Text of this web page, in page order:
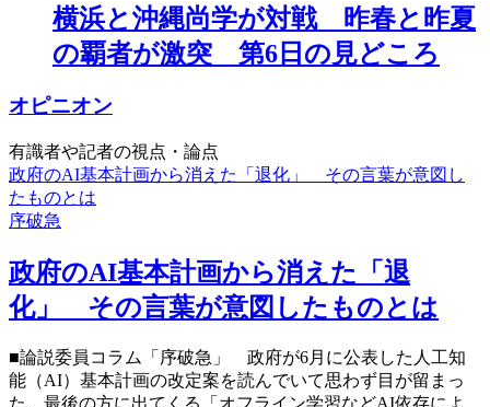
横浜と沖縄尚学が対戦 昨春と昨夏
の覇者が激突 第6日の見どころ
オピニオン
有識者や記者の視点・論点
政府のAI基本計画から消えた「退化」 その言葉が意図し
たものとは
序破急
政府のAI基本計画から消えた「退
化」 その言葉が意図したものとは
■論説委員コラム「序破急」 政府が6月に公表した人工知
能（AI）基本計画の改定案を読んでいて思わず目が留まっ
た。最後の方に出てくる「オフライン学習などAI依存によ